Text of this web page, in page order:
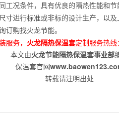
况条件，具有优良的隔热性能和节
寸进行标准或非标的设计生产，以
购找火龙节能。
服务， 火龙隔热保温套定制服务热
本文由火龙节能隔热保温套事业部
保温套官网
转载请注明出处